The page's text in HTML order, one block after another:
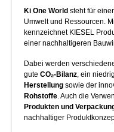
Ki One World steht für
Umwelt und Ressourcen.
kennzeichnet KIESEL
einer nachhaltigeren
Dabei werden
gute CO₂-Bilanz, ein
Herstellung sowie der
Rohstoffe. Auch die
Produkten und
nachhaltiger